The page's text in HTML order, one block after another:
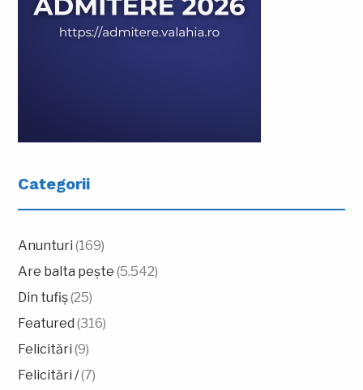
Categorii
Anunturi (169)
Are balta pește (5.542)
Din tufiș(25)
Featured (316)
Felicitări (9)
Felicitări /(7)